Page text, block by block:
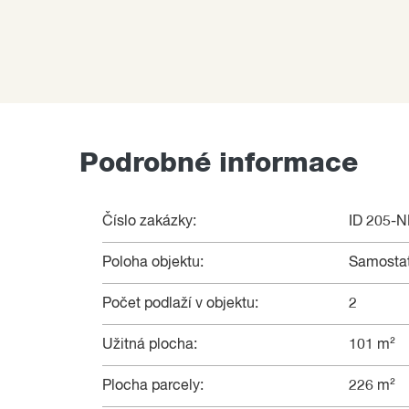
Podrobné informace
Číslo zakázky: ID 205-
Poloha objektu:
Počet podlaží v objektu: 2
Užitná plocha: 101 m²
Plocha parcely: 226 m²